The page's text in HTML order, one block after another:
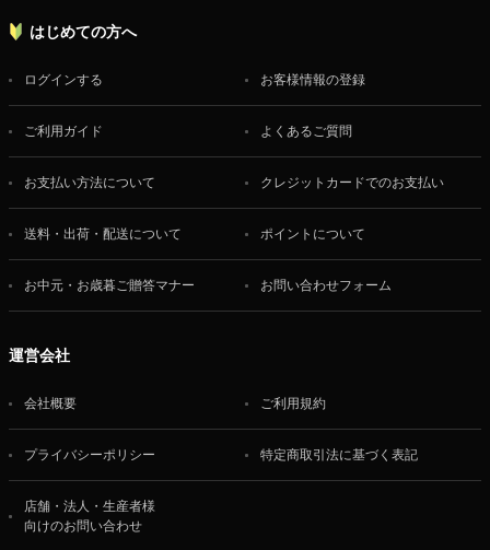
はじめての方へ
ログインする お客様情報の登録
ご利用ガイド よくあるご質問
お支払い方法について クレジットカードでのお支払い
送料・出荷・配送について ポイントについて
お中元・お歳暮ご贈答マナー お問い合わせフォーム
運営会社
会社概要 ご利用規約
プライバシーポリシー 特定商取引法に基づく表記
店舗・法人・生産者様
向けのお問い合わせ